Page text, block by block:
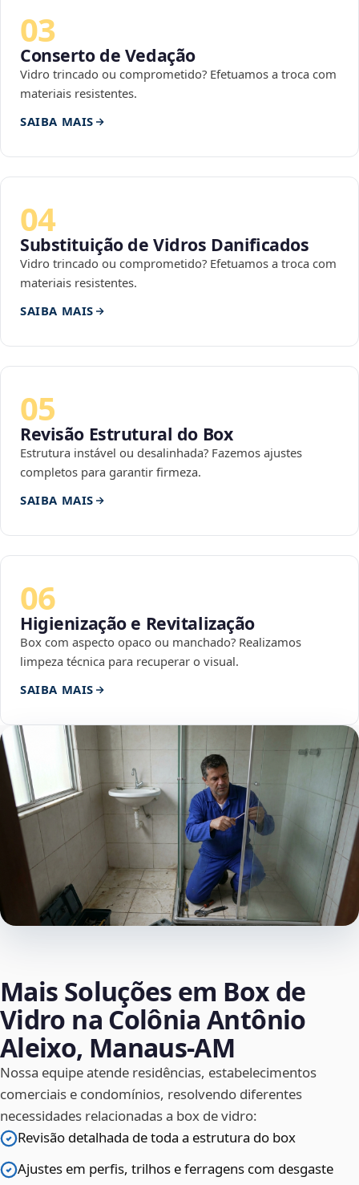
03
Conserto de Vedação
Vidro trincado ou comprometido? Efetuamos a troca com
materiais resistentes.
SAIBA MAIS
04
Substituição de Vidros Danificados
Vidro trincado ou comprometido? Efetuamos a troca com
materiais resistentes.
SAIBA MAIS
05
Revisão Estrutural do Box
Estrutura instável ou desalinhada? Fazemos ajustes
completos para garantir firmeza.
SAIBA MAIS
06
Higienização e Revitalização
Box com aspecto opaco ou manchado? Realizamos
limpeza técnica para recuperar o visual.
SAIBA MAIS
Mais Soluções em Box de
Vidro na Colônia Antônio
Aleixo, Manaus‑AM
Nossa equipe atende residências, estabelecimentos
comerciais e condomínios, resolvendo diferentes
necessidades relacionadas a box de vidro:
Revisão detalhada de toda a estrutura do box
Ajustes em perfis, trilhos e ferragens com desgaste